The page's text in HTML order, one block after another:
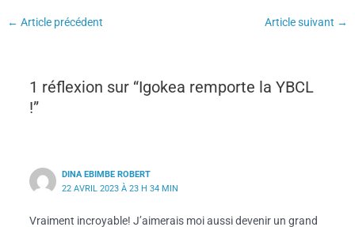
← Article précédent Article suivant →
1 réflexion sur “Igokea remporte la YBCL
!”
DINA EBIMBE ROBERT
22 AVRIL 2023 À 23 H 34 MIN
Vraiment incroyable! J’aimerais moi aussi devenir un grand